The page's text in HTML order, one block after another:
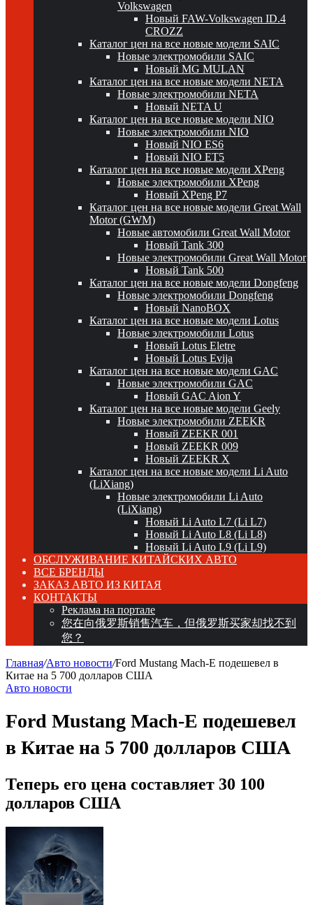
Volkswagen
Новый FAW-Volkswagen ID.4
CROZZ
Каталог цен на все новые модели SAIC
Новые электромобили SAIC
Новый MG MULAN
Каталог цен на все новые модели NETA
Новые электромобили NETA
Новый NETA U
Каталог цен на все новые модели NIO
Новые электромобили NIO
Новый NIO ES6
Новый NIO ET5
Каталог цен на все новые модели XPeng
Новые электромобили XPeng
Новый XPeng P7
Каталог цен на все новые модели Great Wall
Motor (GWM)
Новые автомобили Great Wall Motor
Новый Tank 300
Новые электромобили Great Wall Motor
Новый Tank 500
Каталог цен на все новые модели Dongfeng
Новые электромобили Dongfeng
Новый NanoBOX
Каталог цен на все новые модели Lotus
Новые электромобили Lotus
Новый Lotus Eletre
Новый Lotus Evija
Каталог цен на все новые модели GAC
Новые электромобили GAC
Новый GAC Aion Y
Каталог цен на все новые модели Geely
Новые электромобили ZEEKR
Новый ZEEKR 001
Новый ZEEKR 009
Новый ZEEKR X
Каталог цен на все новые модели Li Auto
(LiXiang)
Новые электромобили Li Auto
(LiXiang)
Новый Li Auto L7 (Li L7)
Новый Li Auto L8 (Li L8)
Новый Li Auto L9 (Li L9)
ОБСЛУЖИВАНИЕ КИТАЙСКИХ АВТО
ВСЕ БРЕНДЫ
ЗАКАЗ АВТО ИЗ КИТАЯ
КОНТАКТЫ
Реклама на портале
您在向俄罗斯销售汽车，但俄罗斯买家却找不到
您？
Главная/Авто новости/Ford Mustang Mach-E подешевел в
Китае на 5 700 долларов США
Авто новости
Ford Mustang Mach-E подешевел
в Китае на 5 700 долларов США
Теперь его цена составляет 30 100
долларов США